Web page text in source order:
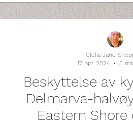
Beskyttelse av
Delmarva-
Eastern Shore
Clelia Jane
17. apr. 2024
5